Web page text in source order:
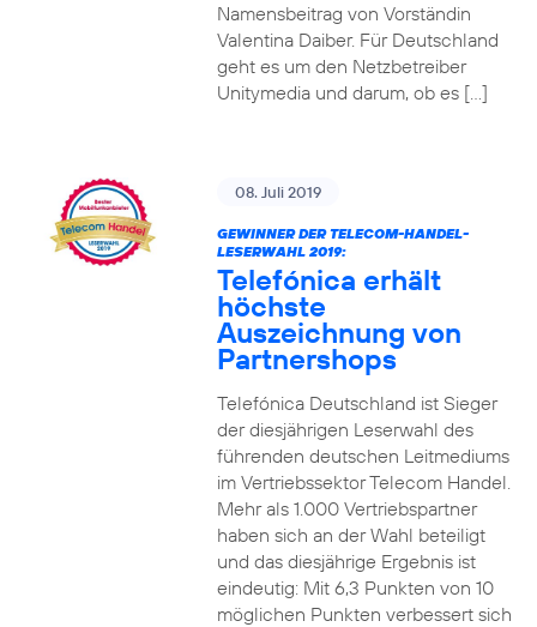
Namensbeitrag von Vorständin
Valentina Daiber. Für Deutschland
geht es um den Netzbetreiber
Unitymedia und darum, ob es […]
08. Juli 2019
GEWINNER DER TELECOM-HANDEL-
LESERWAHL 2019:
Telefónica erhält
höchste
Auszeichnung von
Partnershops
Telefónica Deutschland ist Sieger
der diesjährigen Leserwahl des
führenden deutschen Leitmediums
im Vertriebssektor Telecom Handel.
Mehr als 1.000 Vertriebspartner
haben sich an der Wahl beteiligt
und das diesjährige Ergebnis ist
eindeutig: Mit 6,3 Punkten von 10
möglichen Punkten verbessert sich